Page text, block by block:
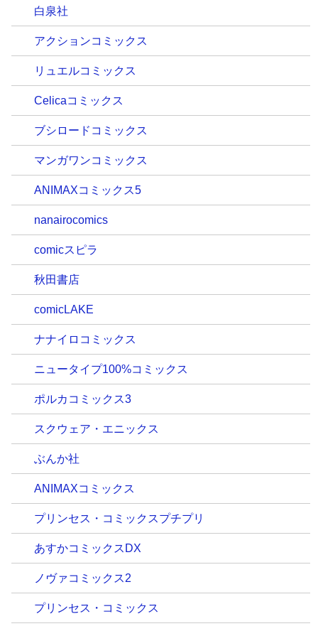
白泉社
アクションコミックス
リュエルコミックス
Celicaコミックス
ブシロードコミックス
マンガワンコミックス
ANIMAXコミックス5
nanairocomics
comicスピラ
秋田書店
comicLAKE
ナナイロコミックス
ニュータイプ100%コミックス
ポルカコミックス3
スクウェア・エニックス
ぶんか社
ANIMAXコミックス
プリンセス・コミックスプチプリ
あすかコミックスDX
ノヴァコミックス2
プリンセス・コミックス